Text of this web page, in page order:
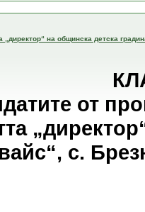
„директор“ на общинска детска
от
с.